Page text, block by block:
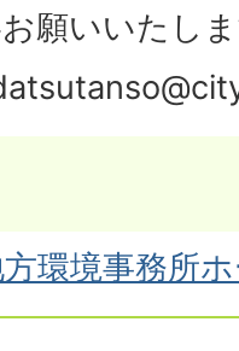
願いいたし
環境事務所